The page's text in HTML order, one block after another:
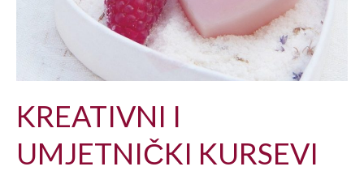
KREATIVNI I
UMJETNIČKI KURSEVI